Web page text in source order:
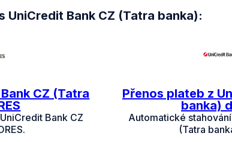
Bank CZ (Tatra banka):
CZ (Tatra
Bank CZ
Přenos plateb z
banka)
Automatické
(Tatra